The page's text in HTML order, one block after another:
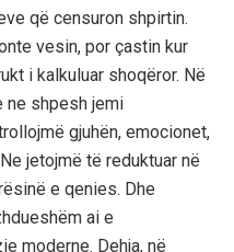
që censuron shpirtin.
vesin, por çastin kur
i kalkuluar shoqëror. Në
ne shpesh jemi
gjuhën, emocionet,
jetojmë të reduktuar në
e qenies. Dhe
ai e
moderne. Dehja, në